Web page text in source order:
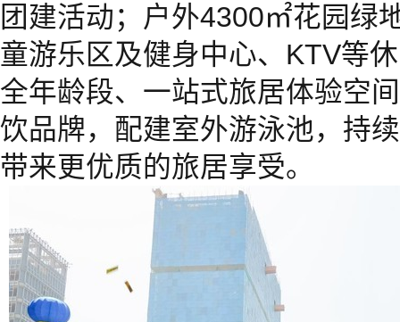
团建活动；户外4300㎡花园绿
童游乐区及健身中心、KTV等
全年龄段、一站式旅居体验空
饮品牌，配建室外游泳池，持
带来更优质的旅居享受。